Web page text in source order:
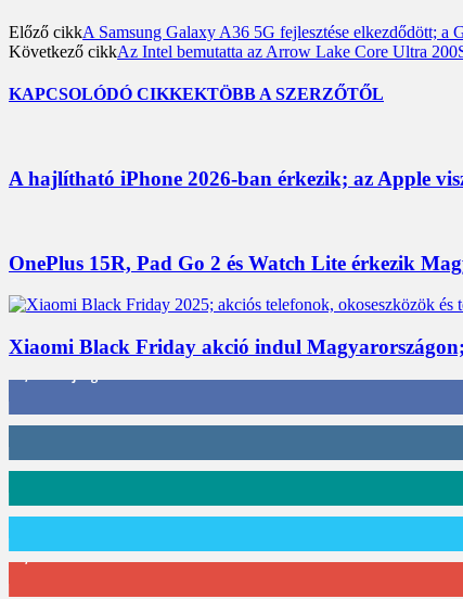
Előző cikkA Samsung Galaxy A36 5G fejlesztése elkezdődött; a
Következő cikkAz Intel bemutatta az Arrow Lake Core Ultra
KAPCSOLÓDÓ CIKKEKTÖBB A SZERZŐTŐL
A hajlítható iPhone 2026-ban érkezik; az Apple
OnePlus 15R, Pad Go 2 és Watch Lite érkezik
Xiaomi Black Friday akció indul
412 Követő
59 Követő
101 Követő
2,589 Feliratkozó